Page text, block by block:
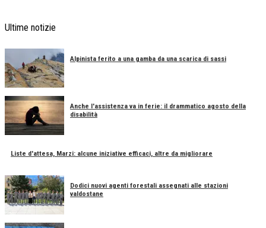
Ultime notizie
Alpinista ferito a una gamba da una scarica di sassi
Anche l'assistenza va in ferie: il drammatico agosto della
disabilità
Liste d'attesa, Marzi: alcune iniziative efficaci, altre da migliorare
Dodici nuovi agenti forestali assegnati alle stazioni
valdostane